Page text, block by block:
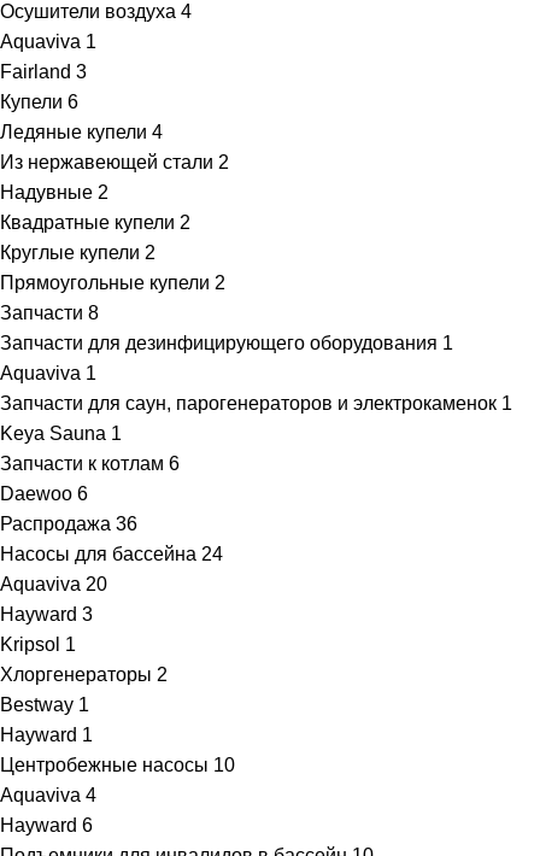
Осушители воздуха 4
Aquaviva 1
Fairland 3
Купели 6
Ледяные купели 4
Из нержавеющей стали 2
Надувные 2
Квадратные купели 2
Круглые купели 2
Прямоугольные купели 2
Запчасти 8
Запчасти для дезинфицирующего оборудования 1
Aquaviva 1
Запчасти для саун, парогенераторов и электрокаменок 1
Keya Sauna 1
Запчасти к котлам 6
Daewoo 6
Распродажа 36
Насосы для бассейна 24
Aquaviva 20
Hayward 3
Kripsol 1
Хлоргенераторы 2
Bestway 1
Hayward 1
Центробежные насосы 10
Aquaviva 4
Hayward 6